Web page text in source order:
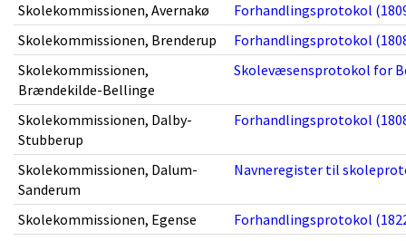
Skolekommissionen, Avernakø
Forhandlingsprotokol
Skolekommissionen, Brenderup
Forhandlingsprotokol
Skolekommissionen,
Brændekilde-Bellinge
Skolevæsensprotokol for
Skolekommissionen, Dalby-
Stubberup
Forhandlingsprotokol
Skolekommissionen, Dalum-
Sanderum
Navneregister til
Skolekommissionen, Egense
Forhandlingsprotokol